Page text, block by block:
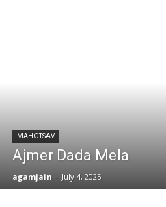
MAHOTSAV
Ajmer Dada Mela
agamjain - July 4, 2025